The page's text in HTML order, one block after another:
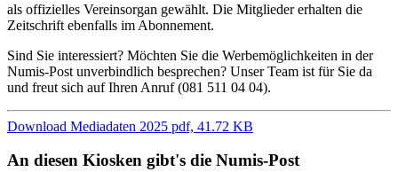
als offizielles Vereinsorgan gewählt. Die Mitglieder erhalten die
Zeitschrift ebenfalls im Abonnement.
Sind Sie interessiert? Möchten Sie die Werbemöglichkeiten in der
Numis-Post unverbindlich besprechen? Unser Team ist für Sie da
und freut sich auf Ihren Anruf (081 511 04 04).
Download Mediadaten 2025 pdf, 41.72 KB
An diesen Kiosken gibt's die Numis-Post